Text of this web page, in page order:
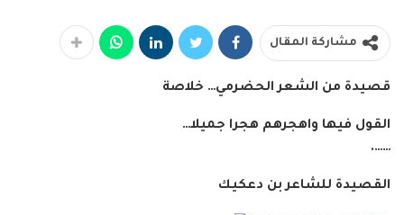
مشاركة المقال
قصيدة من الشعر الحضرمي… خلاصة
القول فيها واهجرهم هجرا جميلا…
…….
القصيدة للشاعر بن دعكيك